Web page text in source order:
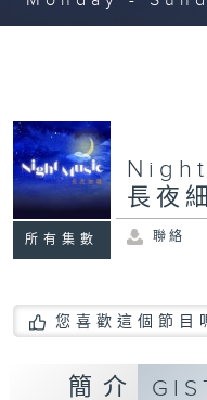
所有集數
長夜
聯絡
您喜歡這個節目
簡介